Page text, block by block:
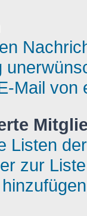
Mail
Listen
zur